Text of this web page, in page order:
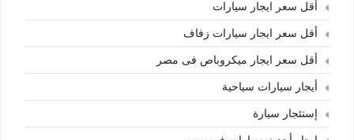
أقل سعر ايجار سيارات
أقل سعر ايجار سيارات زفاف
أقل سعر ايجار ميكروباص فى مصر
أيجار سيارات سياحية
إستئجار سيارة